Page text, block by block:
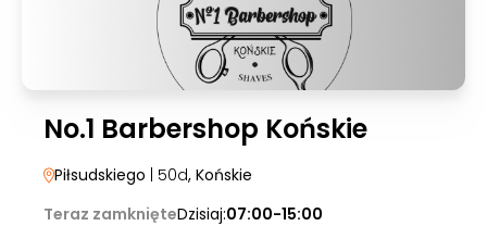
No.1 Barbershop Końskie
Piłsudskiego | 50d, Końskie
Teraz zamknięteDzisiaj:07:00-15:00